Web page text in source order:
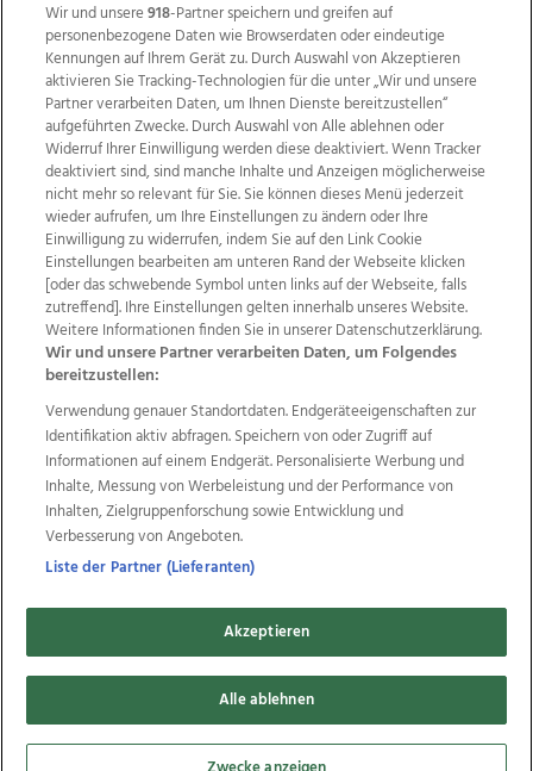
Wir über uns Mediadaten Kontakt
Jobs
Datenschutz
Impressum
AGB Anzeigekunden
AGB Website
Ehrenkodex Politische Werbung
Weitere Angebote des Medienhauses Wimmer
TV1 di-mog-i.at OÖNow
Ischler Woche
Life Radio
OÖNachrichten
OÖN Immobilien
OÖN Karriere
OÖN Reise
Promenaden Galerien
Regionaljobs
wasistlos.at
Copyrights © 2026 Tips Zeitungs GmbH & Co KG
developed by11x11.net
Cookie Einstellungen bearbeiten
Wir und unsere918-Partner speichern und greifen auf
personenbezogene Daten wie Browserdaten oder eindeutige
Kennungen auf Ihrem Gerät zu. Durch Auswahl von Akzeptieren
aktivieren Sie Tracking-Technologien für die unter „Wir und unsere
Partner verarbeiten Daten, um Ihnen Dienste bereitzustellen“
aufgeführten Zwecke. Durch Auswahl von Alle ablehnen oder
Widerruf Ihrer Einwilligung werden diese deaktiviert. Wenn Tracker
deaktiviert sind, sind manche Inhalte und Anzeigen möglicherweise
nicht mehr so relevant für Sie. Sie können dieses Menü jederzeit
wieder aufrufen, um Ihre Einstellungen zu ändern oder Ihre
Einwilligung zu widerrufen, indem Sie auf den Link Cookie
Einstellungen bearbeiten am unteren Rand der Webseite klicken
[oder das schwebende Symbol unten links auf der Webseite, falls
zutreffend]. Ihre Einstellungen gelten innerhalb unseres Website.
Weitere Informationen finden Sie in unserer Datenschutzerklärung.
Wir und unsere Partner verarbeiten Daten, um Folgendes
bereitzustellen:
Verwendung genauer Standortdaten. Endgeräteeigenschaften zur
Identifikation aktiv abfragen. Speichern von oder Zugriff auf
Informationen auf einem Endgerät. Personalisierte Werbung und
Inhalte, Messung von Werbeleistung und der Performance von
Inhalten, Zielgruppenforschung sowie Entwicklung und
Verbesserung von Angeboten.
Liste der Partner (Lieferanten)
Akzeptieren
Alle ablehnen